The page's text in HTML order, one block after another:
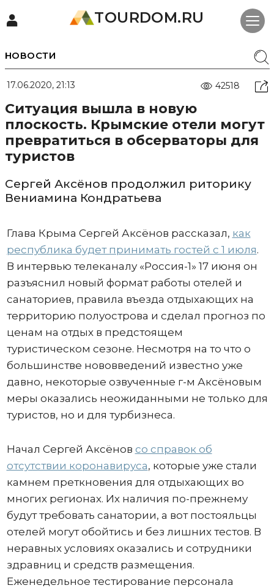
TOURDOM.RU
НОВОСТИ
17.06.2020, 21:13 42518
Ситуация вышла в новую
плоскость. Крымские отели могут
превратиться в обсерваторы для
туристов
Сергей Аксёнов продолжил риторику
Вениамина Кондратьева
Глава Крыма Сергей Аксёнов рассказал, как
республика будет принимать гостей с 1 июля.
В интервью телеканалу «Россия-1» 17 июня он
разъяснил новый формат работы отелей и
санаториев, правила въезда отдыхающих на
территорию полуострова и сделал прогноз по
ценам на отдых в предстоящем
туристическом сезоне. Несмотря на то что о
большинстве нововведений известно уже
давно, некоторые озвученные г-м Аксёновым
меры оказались неожиданными не только для
туристов, но и для турбизнеса.
Начал Сергей Аксёнов со справок об
отсутствии коронавируса, которые уже стали
камнем преткновения для отдыхающих во
многих регионах. Их наличия по-прежнему
будут требовать санатории, а вот постояльцы
отелей могут обойтись и без лишних тестов. В
неравных условиях оказались и сотрудники
здравниц и средств размещения.
Еженедельное тестирование персонала